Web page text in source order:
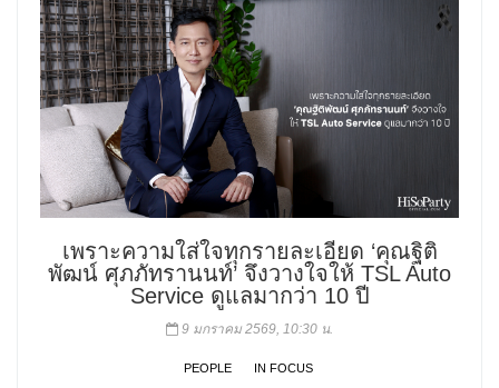
เพราะความใส่ใจทุกรายละเอียด ‘คุณฐิติ
พัฒน์ ศุภภัทรานนท์’ จึงวางใจให้ TSL Auto
Service ดูแลมากว่า 10 ปี
9 มกราคม 2569, 10:30 น.
PEOPLE IN FOCUS